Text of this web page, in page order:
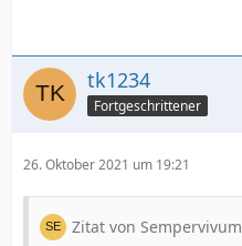
tk1234
Fortgeschrittener
26. Oktober 2021 um 19:21
Zitat von Sempervivum